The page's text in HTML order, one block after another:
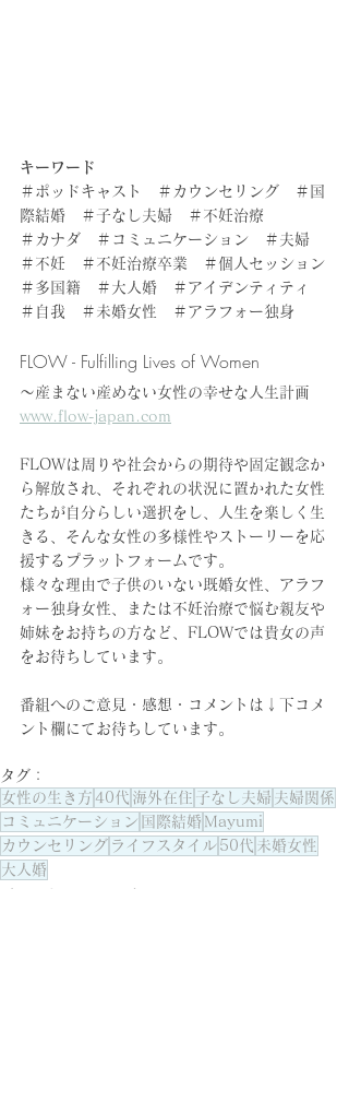
キーワード
＃ポッドキャスト　＃カウンセリング　＃国
際結婚　＃子なし夫婦　＃不妊治療
＃カナダ　＃コミュニケーション　＃夫婦
＃不妊　＃不妊治療卒業　＃個人セッション
＃多国籍　＃大人婚　＃アイデンティティ
＃自我　＃未婚女性　＃アラフォー独身
FLOW - Fulfilling Lives of Women
〜産まない産めない女性の幸せな人生 計画
www.flow-japan.com
FLOWは周りや社会からの期待や固定観念か
ら解放され、それぞれの状況に置かれた女性
たちが自分らしい選択をし、人生を楽しく生
きる、そんな女性の多様性やストーリーを応
援するプラットフォームです。
様々な理由で子供のいない既婚女性、アラフ
ォー独身女性、または不妊治療で悩む親友や
姉妹をお持ちの方など、FLOWでは貴女の声
をお待ちしています。
番組へのご意見・感想・コメントは↓下コメ
ント欄にてお待ちしています。
タグ：
女性の生き方 40代 海外在住 子なし夫婦 夫婦関係
コミュニケーション 国際結婚 Mayumi
カウンセリング ライフスタイル 50代 未婚女性
大人婚